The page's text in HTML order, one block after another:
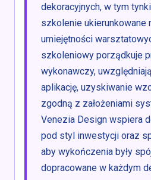
dekoracyjnych, w tym
szkolenie ukierunkowane
umiejętności
szkoleniowy porządkuje
wykonawczy,
aplikację, uzyskiwanie
zgodną z założeniami
Venezia Design wspiera
pod styl inwestycji oraz
aby wykończenia były
dopracowane w każdym